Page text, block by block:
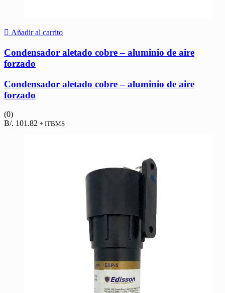
Añadir al carrito
Condensador aletado cobre – aluminio de aire
forzado
Condensador aletado cobre – aluminio de aire
forzado
(0)
B/. 101.82 + ITBMS